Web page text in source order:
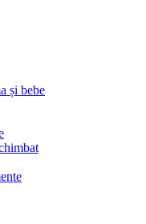
și bebe